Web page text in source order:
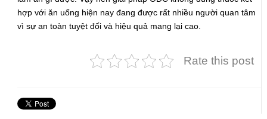
hợp với ăn uống hiện nay đang được rất nhiều người quan tâm
vì sự an toàn tuyệt đối và hiệu quả mang lại cao.
Rate this post